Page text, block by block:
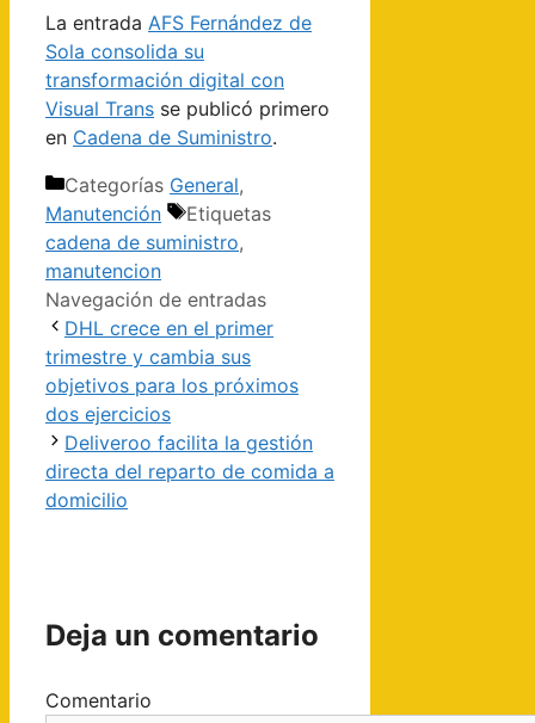
La entrada AFS Fernández de
Sola consolida su
transformación digital con
Visual Trans se publicó primero
en Cadena de Suministro.
Categorías General,
Manutención
Etiquetas
cadena de suministro,
manutencion
Navegación de entradas
DHL crece en el primer
trimestre y cambia sus
objetivos para los próximos
dos ejercicios
Deliveroo facilita la gestión
directa del reparto de comida a
domicilio
Deja un comentario
Comentario